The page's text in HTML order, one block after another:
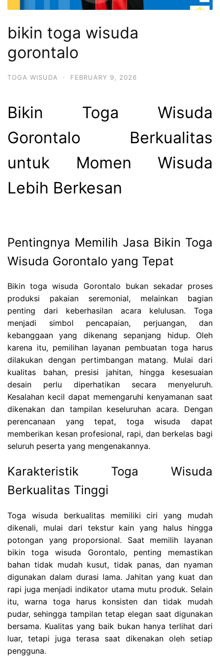
bikin toga wisuda
gorontalo
TOGA WISUDA · FEBRUARY 9, 2026
Bikin Toga Wisuda
Gorontalo Berkualitas
untuk Momen Wisuda
Lebih Berkesan
Pentingnya Memilih Jasa Bikin Toga
Wisuda Gorontalo yang Tepat
Bikin toga wisuda Gorontalo bukan sekadar proses
produksi pakaian seremonial, melainkan bagian
penting dari keberhasilan acara kelulusan. Toga
menjadi simbol pencapaian, perjuangan, dan
kebanggaan yang dikenang sepanjang hidup. Oleh
karena itu, pemilihan layanan pembuatan toga harus
dilakukan dengan pertimbangan matang. Mulai dari
kualitas bahan, presisi jahitan, hingga kesesuaian
desain perlu diperhatikan secara menyeluruh.
Kesalahan kecil dapat memengaruhi kenyamanan saat
dikenakan dan tampilan keseluruhan acara. Dengan
perencanaan yang tepat, toga wisuda dapat
memberikan kesan profesional, rapi, dan berkelas bagi
seluruh peserta yang mengenakannya.
Karakteristik Toga Wisuda
Berkualitas Tinggi
Toga wisuda berkualitas memiliki ciri yang mudah
dikenali, mulai dari tekstur kain yang halus hingga
potongan yang proporsional. Saat memilih layanan
bikin toga wisuda Gorontalo, penting memastikan
bahan tidak mudah kusut, tidak panas, dan nyaman
digunakan dalam durasi lama. Jahitan yang kuat dan
rapi juga menjadi indikator utama mutu produk. Selain
itu, warna toga harus konsisten dan tidak mudah
pudar, sehingga tampilan tetap elegan saat digunakan
bersama. Kualitas yang baik bukan hanya terlihat dari
luar, tetapi juga terasa saat dikenakan oleh setiap
pengguna.